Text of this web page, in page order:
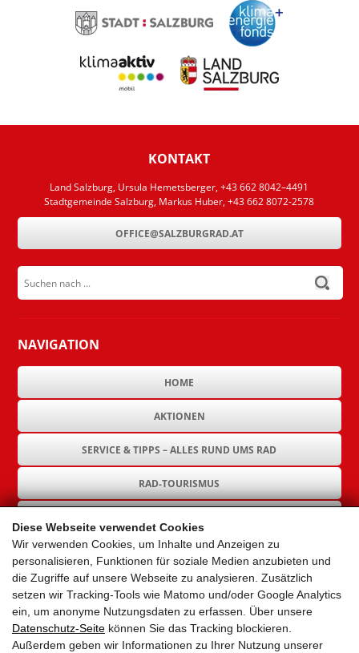
Diese Webseite verwendet Cookies
Wir verwenden Cookies, um Inhalte und Anzeigen zu
personalisieren, Funktionen für soziale Medien anzubieten und
die Zugriffe auf unsere Webseite zu analysieren. Zusätzlich
setzen wir Tracking-Tools wie Matomo und/oder Google Analytics
ein, um anonyme Nutzungsdaten zu erfassen. Über unsere
Datenschutz-Seite können Sie das Tracking blockieren.
Außerdem geben wir Informationen zu Ihrer Nutzung unserer
KONTAKT
Land Salzburg, Ursula Hemetsberger, +43 662 8042–4491
Stadtgemeinde Salzburg, Markus Huber, +43 662 8072-2578
OFFICE@SALZBURGRAD.AT
Suchen nach ...
submit
NAVIGATION
HOME
AKTIONEN
SERVICE & TIPPS – ALLES RUND UMS RAD
RAD-TOURISMUS
GEMEINDEN
AKTUELLES
PARTNER